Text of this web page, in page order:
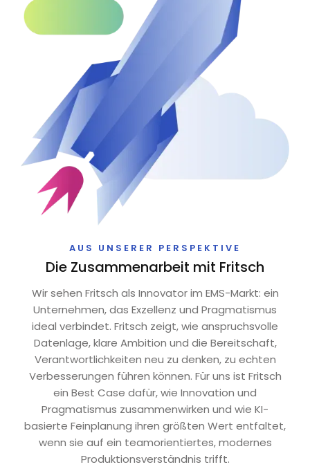
AUS UNSERER PERSPEKTIVE
Die Zusammenarbeit mit Fritsch
Wir sehen Fritsch als Innovator im EMS-Markt: ein
Unternehmen, das Exzellenz und Pragmatismus
ideal verbindet. Fritsch zeigt, wie anspruchsvolle
Datenlage, klare Ambition und die Bereitschaft,
Verantwortlichkeiten neu zu denken, zu echten
Verbesserungen führen können. Für uns ist Fritsch
ein Best Case dafür, wie Innovation und
Pragmatismus zusammenwirken und wie KI-
basierte Feinplanung ihren größten Wert entfaltet,
wenn sie auf ein teamorientiertes, modernes
Produktionsverständnis trifft.